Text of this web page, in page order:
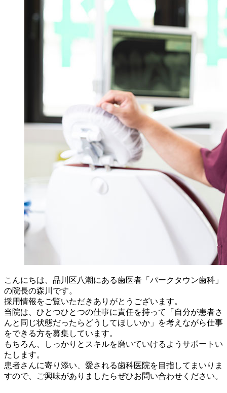
こんにちは、品川区八潮にある歯医者「パークタウン歯科」
の院長の森川です。
採用情報をご覧いただきありがとうございます。
当院は、ひとつひとつの仕事に責任を持って「自分が患者さ
んと同じ状態だったらどうしてほしいか」を考えながら仕事
をできる方を募集しています。
もちろん、しっかりとスキルを磨いていけるようサポートい
たします。
患者さんに寄り添い、愛される歯科医院を目指してまいりま
すので、ご興味がありましたらぜひお問い合わせください。